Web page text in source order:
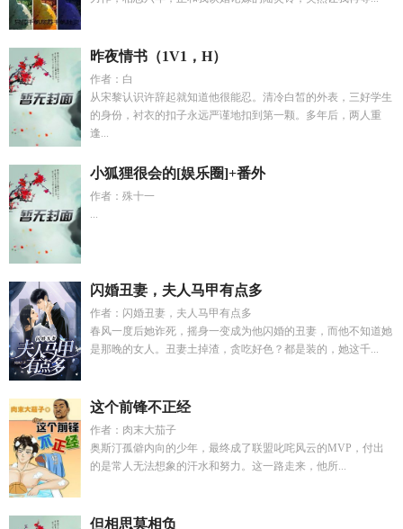
昨夜情书（1V1，H）
作者：白
从宋黎认识许辞起就知道他很能忍。清冷白皙的外表，三好学生
的身份，衬衣的扣子永远严谨地扣到第一颗。多年后，两人重
逢...
小狐狸很会的[娱乐圈]+番外
作者：殊十一
...
闪婚丑妻，夫人马甲有点多
作者：闪婚丑妻，夫人马甲有点多
春风一度后她诈死，摇身一变成为他闪婚的丑妻，而他不知道她
是那晚的女人。丑妻土掉渣，贪吃好色？都是装的，她这千...
这个前锋不正经
作者：肉末大茄子
奥斯汀孤僻内向的少年，最终成了联盟叱咤风云的MVP，付出
的是常人无法想象的汗水和努力。这一路走来，他所...
但相思莫相负